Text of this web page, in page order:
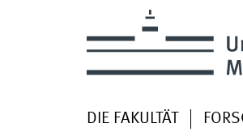
DIE FAKULTÄT